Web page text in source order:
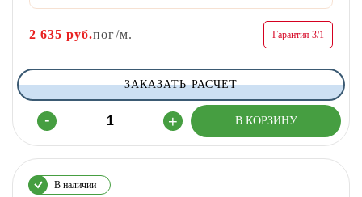
2 635 руб.пог/м. Гарантия 3/1
ЗАКАЗАТЬ РАСЧЕТ
В наличии